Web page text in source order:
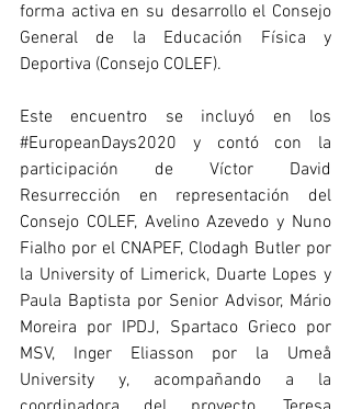
forma activa en su desarrollo el Consejo
General de la Educación Física y
Deportiva (Consejo COLEF).
#EuropeanDays2020 y contó con la
participación de Víctor David
Resurrección en representación del
Consejo COLEF, Avelino Azevedo y Nuno
Fialho por el CNAPEF, Clodagh Butler por
la University of Limerick, Duarte Lopes y
Paula Baptista por Senior Advisor, Mário
Moreira por IPDJ, Spartaco Grieco por
MSV, Inger Eliasson por la Umeå
University y, acompañando a la